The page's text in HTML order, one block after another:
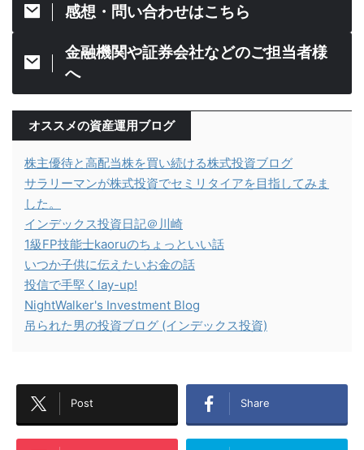
感想・問い合わせはこちら
金融機関や証券会社などのご担当者様
へ
オススメの資産運用ブログ
株主優待と高配当株を買い続ける株式投資ブログ
サラリーマンが株式投資でセミリタイアを目指してみま
した。
インデックス投資日記＠川崎
1級FP技能士kaoruのちょっといい話
いつか子供に伝えたいお金の話
投信で手堅くlay-up!
NightWalker's Investment Blog
吊られた男の投資ブログ (インデックス投資)
Post Share